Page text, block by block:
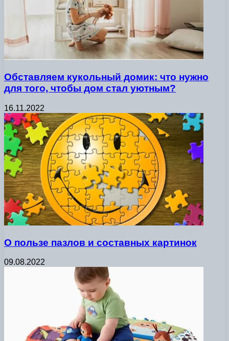
Обставляем кукольный домик: что нужно
для того, чтобы дом стал уютным?
16.11.2022
О пользе пазлов и составных картинок
09.08.2022